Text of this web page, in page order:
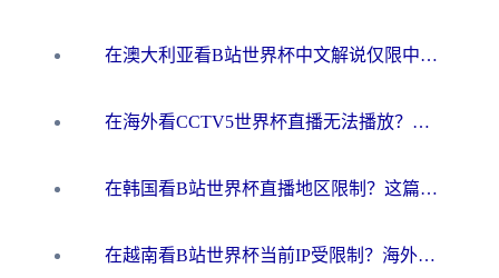
在澳大利亚看B站世界杯中文解说仅限中国大陆？这篇指南帮你打破限制看遍赛事
在海外看CCTV5世界杯直播无法播放？这篇指南让你和国内球迷同步呐喊
在韩国看B站世界杯直播地区限制？这篇指南让你告别“当前地区不可播放”
在越南看B站世界杯当前IP受限制？海外党体育观赛终极指南来了